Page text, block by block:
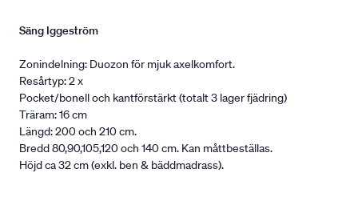
Säng Iggeström
Zonindelning: Duozon för mjuk axelkomfort.
Resårtyp: 2 x
Pocket/bonell och kantförstärkt (totalt 3 lager fjädring)
Träram: 16 cm
Längd: 200 och 210 cm.
Bredd 80,90,105,120 och 140 cm. Kan måttbeställas.
Höjd ca 32 cm (exkl. ben & bäddmadrass).